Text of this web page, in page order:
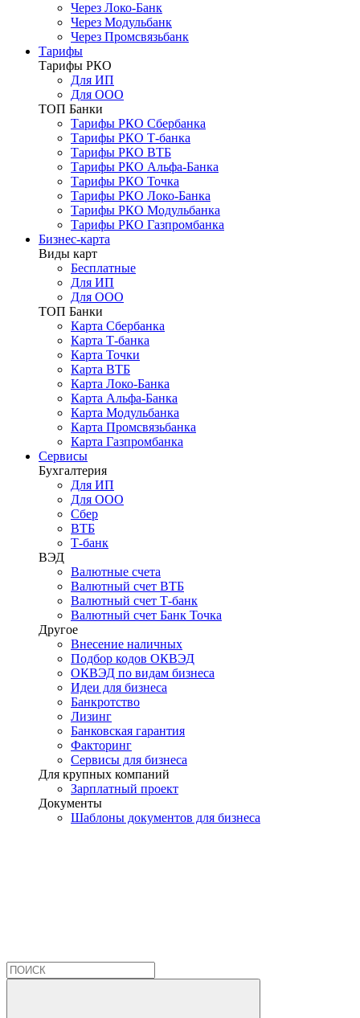
Через Локо-Банк
Через Модульбанк
Через Промсвязьбанк
Тарифы
Тарифы РКО
Для ИП
Для ООО
ТОП Банки
Тарифы РКО Сбербанка
Тарифы РКО Т-банка
Тарифы РКО ВТБ
Тарифы РКО Альфа-Банка
Тарифы РКО Точка
Тарифы РКО Локо-Банка
Тарифы РКО Модульбанка
Тарифы РКО Газпромбанка
Бизнес-карта
Виды карт
Бесплатные
Для ИП
Для ООО
ТОП Банки
Карта Сбербанка
Карта Т-банка
Карта Точки
Карта ВТБ
Карта Локо-Банка
Карта Альфа-Банка
Карта Модульбанка
Карта Промсвязьбанка
Карта Газпромбанка
Сервисы
Бухгалтерия
Для ИП
Для ООО
Сбер
ВТБ
Т-банк
ВЭД
Валютные счета
Валютный счет ВТБ
Валютный счет Т-банк
Валютный счет Банк Точка
Другое
Внесение наличных
Подбор кодов ОКВЭД
ОКВЭД по видам бизнеса
Идеи для бизнеса
Банкротство
Лизинг
Банковская гарантия
Факторинг
Сервисы для бизнеса
Для крупных компаний
Зарплатный проект
Документы
Шаблоны документов для бизнеса